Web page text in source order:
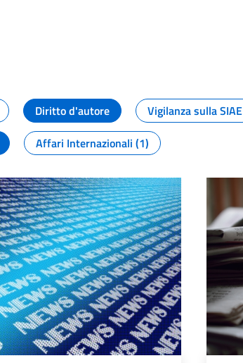
Diritto d'autore Vigilanza sulla SIAE
Affari Internazionali (1)